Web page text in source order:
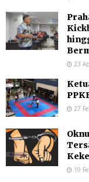
23
27
19